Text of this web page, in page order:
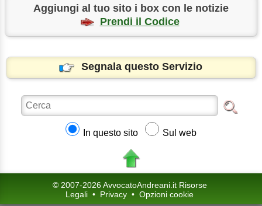
Aggiungi al tuo sito i box con le notizie
Prendi il Codice
Segnala questo Servizio
In questo sito Sul web
© 2007-2026 AvvocatoAndreani.it Risorse
Legali • Privacy • Opzioni cookie